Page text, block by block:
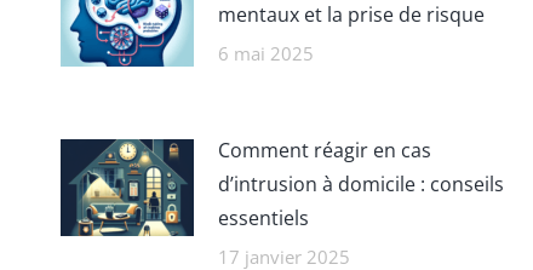
mentaux et la prise de risque
6 mai 2025
Comment réagir en cas
d’intrusion à domicile : conseils
essentiels
17 janvier 2025